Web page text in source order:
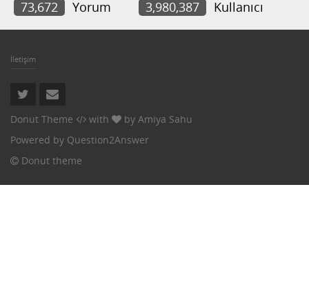
73,672
Yorum 3,980,387 Kullanıcı
İletişim
Donut Theme with by Amiya Sahu
Powered by Question2Answer
Donut theme